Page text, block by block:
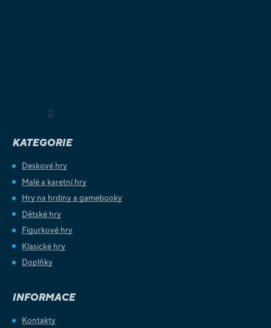
KATEGORIE
Deskové hry
Malé a karetní hry
Hry na hrdiny a gamebooky
Dětské hry
Figurkové hry
Klasické hry
Doplňky
INFORMACE
Kontakty